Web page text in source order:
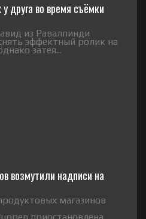
друга во время съёмки
из Равалпинди
эффектный ролик на
затея...
возмутили надписи на
магазинов